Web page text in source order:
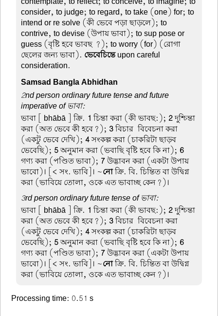
consider, to judge; to regard, to take (one) for; to
intend or re solve (কী ভেবে পড়া ছাড়লে); to
contrive, to devise (উপায় ভাবা); to sup pose or
guess (বৃষ্টি হবে ভাবছ ?); to worry (for) (রোগা
ছেলের জন্য ভাবা). ভেবেচিন্তেupon careful
consideration.
Samsad Bangla Abhidhan
2nd person ordinary future tense and future
imperative of ভাবা:
ভাবা [ bhābā ] ক্রি. 1 চিন্তা করা (কী ভাবছ:); 2দুশ্চিন্তা
করা (অত ভেবে কী হবে?); 3বিচার-বিবেচনা করা
(একটু ভেবে দেখি);4সংকল্প করা (চাকরিটা ছাড়ব
ভেবেছি); 5অনুমান করা (ভবাছি বৃষ্টি হবে কি না); 6
গণ্য করা (পণ্ডিত ভাবা); 7উদ্ভাবন করা (একটা উপায়
ভাবো)। [< সং. ভাবি]। ~নোক্রি. বি. চিন্তিত বা উদ্বিগ্ন
করা (ভাবিয়ে তোলা, ওকে এত ভাবাচ্ছ কেন?)।
3rd person ordinary future tense of ভাবা:
ভাবা [ bhābā ] ক্রি. 1 চিন্তা করা (কী ভাবছ:); 2দুশ্চিন্তা
করা (অত ভেবে কী হবে?); 3বিচার-বিবেচনা করা
(একটু ভেবে দেখি);4সংকল্প করা (চাকরিটা ছাড়ব
ভেবেছি); 5অনুমান করা (ভবাছি বৃষ্টি হবে কি না); 6
গণ্য করা (পণ্ডিত ভাবা); 7উদ্ভাবন করা (একটা উপায়
ভাবো)। [< সং. ভাবি]। ~নোক্রি. বি. চিন্তিত বা উদ্বিগ্ন
করা (ভাবিয়ে তোলা, ওকে এত ভাবাচ্ছ কেন?)।
Processing time: 0.51 s